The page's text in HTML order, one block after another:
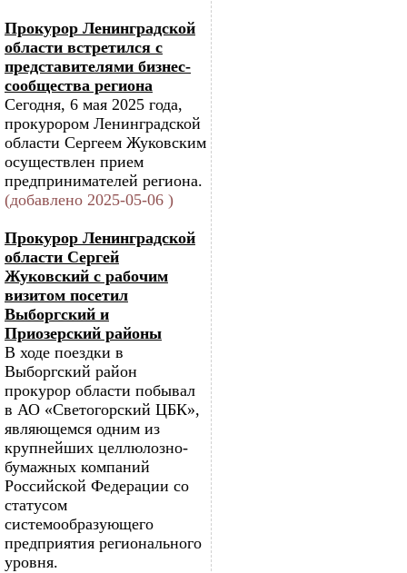
Прокурор Ленинградской
области встретился с
представителями бизнес-
сообщества региона
Сегодня, 6 мая 2025 года,
прокурором Ленинградской
области Сергеем Жуковским
осуществлен прием
предпринимателей региона.
(добавлено 2025-05-06 )
Прокурор Ленинградской
области Сергей
Жуковский с рабочим
визитом посетил
Выборгский и
Приозерский районы
В ходе поездки в
Выборгский район
прокурор области побывал
в АО «Светогорский ЦБК»,
являющемся одним из
крупнейших целлюлозно-
бумажных компаний
Российской Федерации со
статусом
системообразующего
предприятия регионального
уровня.